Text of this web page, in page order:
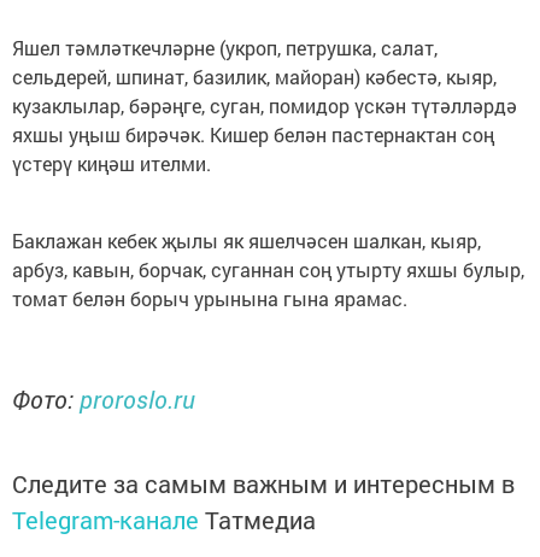
Яшел тәмләткечләрне (укроп, петрушка, салат,
сельдерей, шпинат, базилик, майоран) кәбестә, кыяр,
кузаклылар, бәрәңге, суган, помидор үскән түтәлләрдә
яхшы уңыш бирәчәк. Кишер белән пастернактан соң
үстерү киңәш ителми.
Баклажан кебек җылы як яшелчәсен шалкан, кыяр,
арбуз, кавын, борчак, суганнан соң утырту яхшы булыр,
томат белән борыч урынына гына ярамас.
Фото:proroslo.ru
Следите за самым важным и интересным в
Telegram-канале Татмедиа